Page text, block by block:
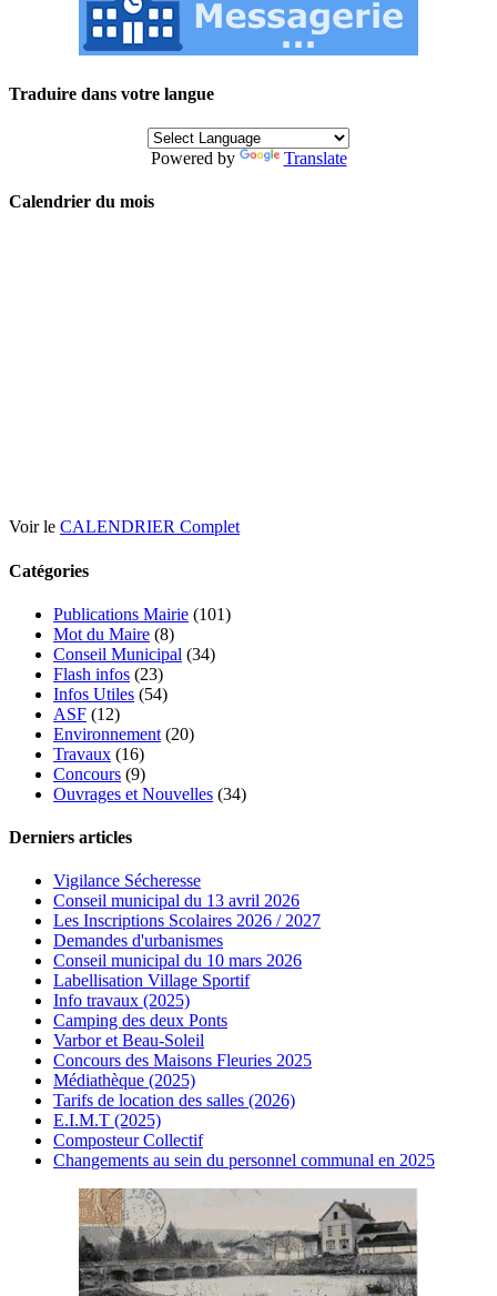
Traduire dans votre langue
Powered by Translate
Calendrier du mois
Voir le CALENDRIER Complet
Catégories
Publications Mairie (101)
Mot du Maire (8)
Conseil Municipal (34)
Flash infos (23)
Infos Utiles (54)
ASF (12)
Environnement (20)
Travaux (16)
Concours (9)
Ouvrages et Nouvelles (34)
Derniers articles
Vigilance Sécheresse
Conseil municipal du 13 avril 2026
Les Inscriptions Scolaires 2026 / 2027
Demandes d'urbanismes
Conseil municipal du 10 mars 2026
Labellisation Village Sportif
Info travaux (2025)
Camping des deux Ponts
Varbor et Beau-Soleil
Concours des Maisons Fleuries 2025
Médiathèque (2025)
Tarifs de location des salles (2026)
E.I.M.T (2025)
Composteur Collectif
Changements au sein du personnel communal en 2025